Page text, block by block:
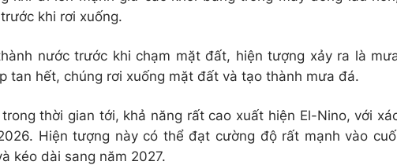
khi rơi xuống.
nước trước khi chạm mặt đất, hiện tượng xảy ra là
tan hết, chúng rơi xuống mặt đất và tạo thành mưa đá.
thời gian tới, khả năng rất cao xuất hiện El-Nino, với
Hiện tượng này có thể đạt cường độ rất mạnh vào
kéo dài sang năm 2027.